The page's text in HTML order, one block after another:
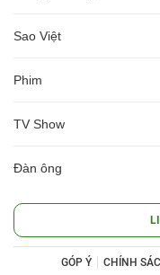
Sao Việt
Phim
TV Show
Đàn ông
GÓP Ý CHÍNH